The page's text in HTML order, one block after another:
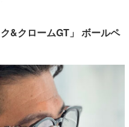
&クロームGT」 ボールペ